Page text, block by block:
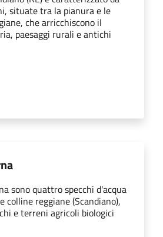
situate tra la pianura e le
che arricchiscono il
paesaggi rurali e antichi
sono quattro specchi d'acqua
reggiane (Scandiano),
e terreni agricoli biologici